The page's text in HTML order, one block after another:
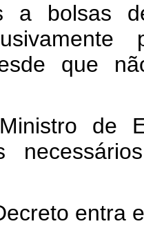
a bolsas
que
de
entra